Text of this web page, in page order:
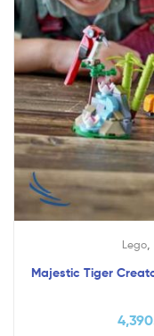
Lego,
Majestic Tiger